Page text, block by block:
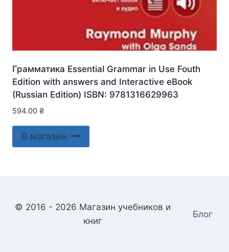
Грамматика Essential Grammar in Use Fouth
Edition with answers and Interactive eBook
(Russian Edition) ISBN: 9781316629963
594.00 ₴
В магазин
© 2016 - 2026 Магазин учебников и
книг
Блог